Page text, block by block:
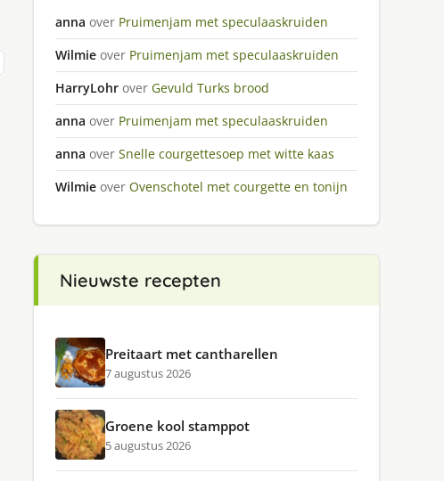
anna over Pruimenjam met speculaaskruiden
Wilmie over Pruimenjam met speculaaskruiden
HarryLohr over Gevuld Turks brood
anna over Pruimenjam met speculaaskruiden
anna over Snelle courgettesoep met witte kaas
Wilmie over Ovenschotel met courgette en tonijn
Nieuwste recepten
Preitaart met cantharellen
7 augustus 2026
Groene kool stamppot
5 augustus 2026